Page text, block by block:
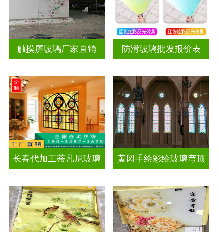
触摸屏玻璃厂家直销 防滑玻璃批发报价表
长春代加工蒂凡尼玻璃 黄冈手绘彩绘玻璃穹顶